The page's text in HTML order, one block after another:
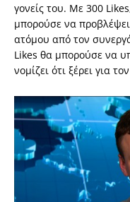
γονείς του. Με 300
μπορούσε να
ατόμου από τον
Likes θα μπορούσε να
νομίζει ότι ξέρει για